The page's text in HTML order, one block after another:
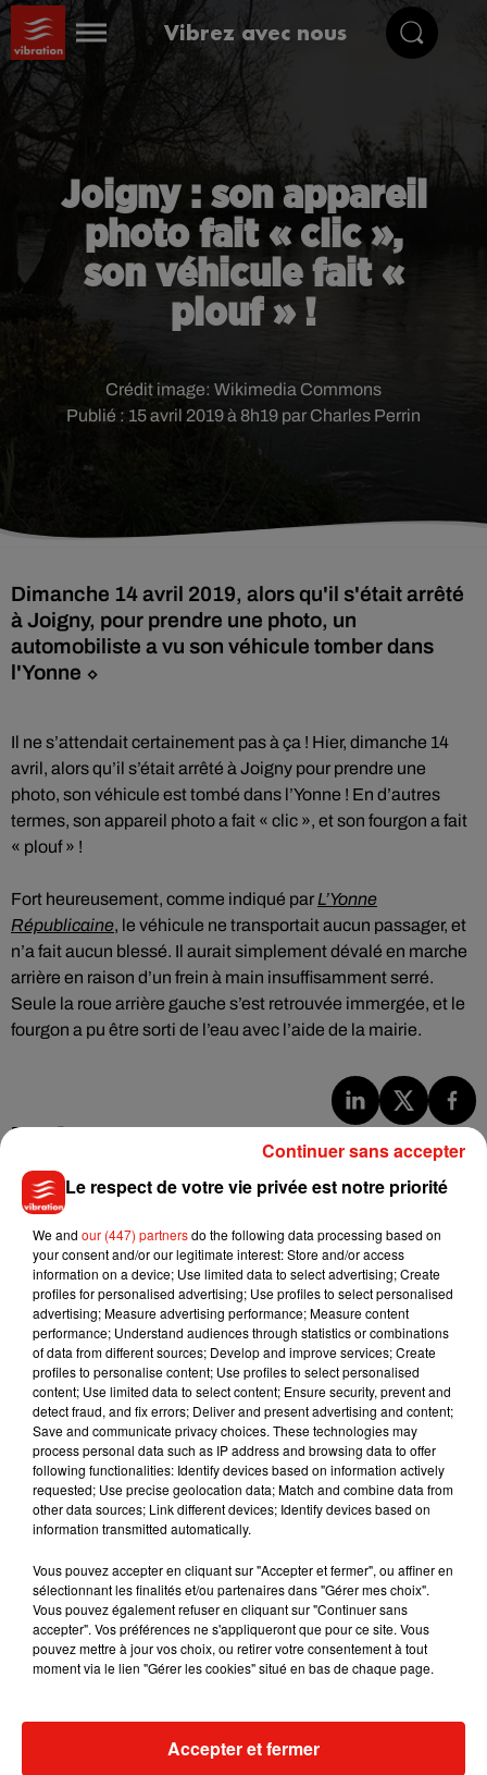
Vibrez avec nous
Joigny : son appareil
photo fait « clic »,
son véhicule fait «
plouf » !
Publié : 15 avril 2019 à 8h19 par Charles Perrin
Crédit image: Wikimedia Commons
Dimanche 14 avril 2019, alors qu'il s'était arrêté
à Joigny, pour prendre une photo, un
automobiliste a vu son véhicule tomber dans
l'Yonne ⬦
Il ne s’attendait certainement pas à ça ! Hier, dimanche 14
avril, alors qu’il s’était arrêté à Joigny pour prendre une
photo, son véhicule est tombé dans l’Yonne ! En d’autres
termes, son appareil photo a fait « clic », et son fourgon a fait
« plouf » !
Fort heureusement, comme indiqué par L’Yonne
Républicaine, le véhicule ne transportait aucun passager, et
n’a fait aucun blessé. Il aurait simplement dévalé en marche
arrière en raison d’un frein à main insuffisamment serré.
Seule la roue arrière gauche s’est retrouvée immergée, et le
fourgon a pu être sorti de l’eau avec l’aide de la mairie.
Musique
7 août 2026
dans son nouveau clip
7 août 2026
Madonna sort enfin le remix de « Love
Sensation » avec Kylie Minogue
Tayc et Didi B dévoilent le single le plus
dansant de l’année
Angèle et Amélie Lens dévoilent leur
collaboration tant attendue
Le respect de votre vie privée est notre priorité
We and our (447) partnersdo the following data processing based on
your consent and/or our legitimate interest: Store and/or access
information on a device; Use limited data to select advertising; Create
profiles for personalised advertising; Use profiles to select personalised
advertising; Measure advertising performance; Measure content
performance; Understand audiences through statistics or combinations
of data from different sources; Develop and improve services; Create
profiles to personalise content; Use profiles to select personalised
content; Use limited data to select content; Ensure security, prevent and
detect fraud, and fix errors; Deliver and present advertising and content;
Save and communicate privacy choices. These technologies may
process personal data such as IP address and browsing data to offer
following functionalities: Identify devices based on information actively
requested; Use precise geolocation data; Match and combine data from
other data sources; Link different devices; Identify devices based on
information transmitted automatically.
Vous pouvez accepter en cliquant sur "Accepter et fermer", ou affiner en
sélectionnant les finalités et/ou partenaires dans "Gérer mes choix".
Vous pouvez également refuser en cliquant sur "Continuer sans
accepter". Vos préférences ne s'appliqueront que pour ce site. Vous
pouvez mettre à jour vos choix, ou retirer votre consentement à tout
moment via le lien "Gérer les cookies" situé en bas de chaque page.
Accepter et fermer
Continuer sans accepter